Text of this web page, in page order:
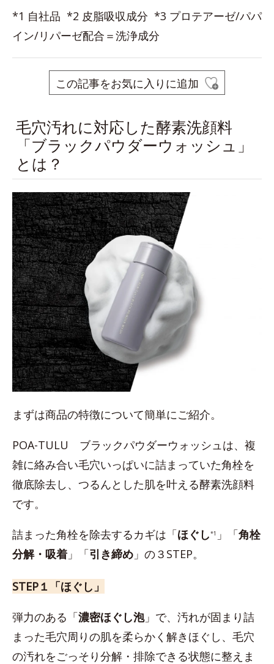
*1 自社品 *2 皮脂吸収成分 *3 プロテアーゼ/パパ
イン/リパーゼ配合＝洗浄成分
この記事をお気に入りに追加
毛穴汚れに対応した酵素洗顔料
「ブラックパウダーウォッシュ」
とは？
まずは商品の特徴について簡単にご紹介。
POA-TULU ブラックパウダーウォッシュは、複
雑に絡み合い毛穴いっぱいに詰まっていた角栓を
徹底除去し、つるんとした肌を叶える酵素洗顔料
です。
詰まった角栓を除去するカギは「ほぐし*1 」「角栓
分解・吸着 」「引き締め 」の３STEP。
STEP１「ほぐし」
弾力のある「濃密ほぐし泡」で、汚れが固まり詰
まった毛穴周りの肌を柔らかく解きほぐし、毛穴
の汚れをごっそり分解・排除できる状態に整えま